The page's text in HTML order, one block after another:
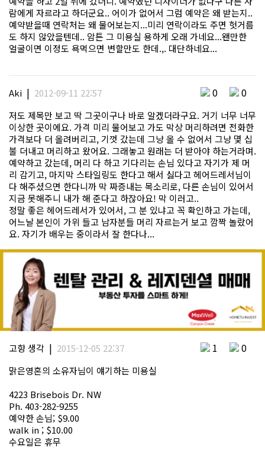
람에게 자르라고 하더군요.. 어이가 없어서 그럼 예약은 왜 받는지..
예약받을때 연락처는 왜 물어보는지...미리 연락이라도 주면 헛거름
도 하지 않았을텐데.. 암튼 그 미용실 용하게 오래 가네요...왠만한
얼굴이면 이정도 욕먹으면 변할만도 한데.,. 대단하네요...
Aki | 2012-09-11 22:57 0 0
저도 제목만 보고 딱 그곳이구나 바로 알겠더라구요. 거기 너무 너무
이상한 곳이에요. 가격 미리 물어보고 가도 막상 머리하려면 전화한
가격보다 더 올려버리고, 기껏 갔는데 그냥 올 수 없어서 그냥 몇 십
불 더내고 머리하고 왔어요. 그래놓고 원래는 더 받아야 하는거라며.
예약하고 갔는데, 머리 다 하고 기다리는 손님 있다고 자기가 제 머
리 감기고, 마지막 스타일링도 한다고 해서 싫다고 헤어드레서님이
다 해주셨으면 한다니까 막 짜증내는 목소리로, 다른 손님이 있어서
지금 못해주니 내가 해 준다고 하잖아요! 막 이러고..
정말 좋은 헤어드레서가 있어서, 그 분 있냐고 꼭 확인하고 가는데,
어느날 본인이 가위 들고 남자분들 머리 자르는거 보고 깜짝 놀랐어
요. 자기가 배우는 중이라서 잘 한다나...
고향 생각 | 2015-12-05 22:37 1 0
맑은영혼의 소유자님이 얘기하는 미용실
4223 Brisebois Dr. NW
Ph. 403-282-9255
예약한 손님; $9.00
walk in ; $10.00
수요일은 휴무